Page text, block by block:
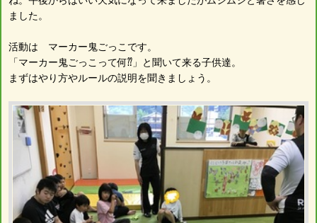
ました。
活動は マーカー鬼ごっこです。
「マーカー鬼ごっこって何⁇」と聞いて来る子供達。
まずはやり方やルールの説明を聞きましょう。